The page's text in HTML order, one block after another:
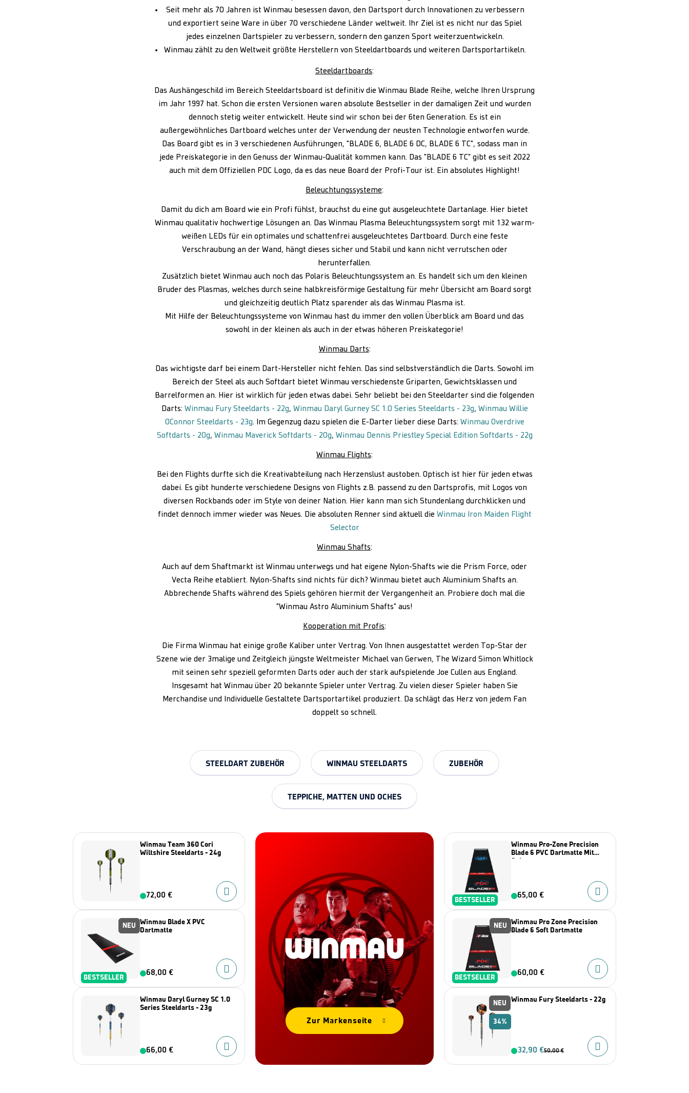
Seit mehr als 70 Jahren ist Winmau besessen davon, den Dartsport durch Innovationen zu verbessern
und exportiert seine Ware in über 70 verschiedene Länder weltweit. Ihr Ziel ist es nicht nur das Spiel
jedes einzelnen Dartspieler zu verbessern, sondern den ganzen Sport weiterzuentwickeln.
Winmau zählt zu den Weltweit größte Herstellern von Steeldartboards und weiteren Dartsportartikeln.
Steeldartboards:
Das Aushängeschild im Bereich Steeldartsboard ist definitiv die Winmau Blade Reihe, welche Ihren Ursprung
im Jahr 1997 hat. Schon die ersten Versionen waren absolute Bestseller in der damaligen Zeit und wurden
dennoch stetig weiter entwickelt. Heute sind wir schon bei der 6ten Generation. Es ist ein
außergewöhnliches Dartboard welches unter der Verwendung der neusten Technologie entworfen wurde.
Das Board gibt es in 3 verschiedenen Ausführungen, "BLADE 6, BLADE 6 DC, BLADE 6 TC", sodass man in
jede Preiskategorie in den Genuss der Winmau-Qualität kommen kann. Das "BLADE 6 TC" gibt es seit 2022
auch mit dem Offiziellen PDC Logo, da es das neue Board der Profi-Tour ist. Ein absolutes Highlight!
Beleuchtungssysteme:
Damit du dich am Board wie ein Profi fühlst, brauchst du eine gut ausgeleuchtete Dartanlage. Hier bietet
Winmau qualitativ hochwertige Lösungen an. Das Winmau Plasma Beleuchtungssystem sorgt mit 132 warm-
weißen LEDs für ein optimales und schattenfrei ausgeleuchtetes Dartboard. Durch eine feste
Verschraubung an der Wand, hängt dieses sicher und Stabil und kann nicht verrutschen oder
herunterfallen.
Zusätzlich bietet Winmau auch noch das Polaris Beleuchtungssystem an. Es handelt sich um den kleinen
Bruder des Plasmas, welches durch seine halbkreisförmige Gestaltung für mehr Übersicht am Board sorgt
und gleichzeitig deutlich Platz sparender als das Winmau Plasma ist.
Mit Hilfe der Beleuchtungssysteme von Winmau hast du immer den vollen Überblick am Board und das
sowohl in der kleinen als auch in der etwas höheren Preiskategorie!
Winmau Darts:
Das wichtigste darf bei einem Dart-Hersteller nicht fehlen. Das sind selbstverständlich die Darts. Sowohl im
Bereich der Steel als auch Softdart bietet Winmau verschiedenste Griparten, Gewichtsklassen und
Barrelformen an. Hier ist wirklich für jeden etwas dabei. Sehr beliebt bei den Steeldarter sind die folgenden
Darts: Winmau Fury Steeldarts - 22g, Winmau Daryl Gurney SC 1.0 Series Steeldarts - 23g, Winmau Willie
OConnor Steeldarts - 23g. Im Gegenzug dazu spielen die E-Darter lieber diese Darts: Winmau Overdrive
Softdarts - 20g, Winmau Maverick Softdarts - 20g, Winmau Dennis Priestley Special Edition Softdarts - 22g
Winmau Flights:
Bei den Flights durfte sich die Kreativabteilung nach Herzenslust austoben. Optisch ist hier für jeden etwas
dabei. Es gibt hunderte verschiedene Designs von Flights z.B. passend zu den Dartsprofis, mit Logos von
diversen Rockbands oder im Style von deiner Nation. Hier kann man sich Stundenlang durchklicken und
findet dennoch immer wieder was Neues. Die absoluten Renner sind aktuell die Winmau Iron Maiden Flight
Selector
Winmau Shafts:
Auch auf dem Shaftmarkt ist Winmau unterwegs und hat eigene Nylon-Shafts wie die Prism Force, oder
Vecta Reihe etabliert. Nylon-Shafts sind nichts für dich? Winmau bietet auch Aluminium Shafts an.
Abbrechende Shafts während des Spiels gehören hiermit der Vergangenheit an. Probiere doch mal die
"Winmau Astro Aluminium Shafts" aus!
Kooperation mit Profis:
Die Firma Winmau hat einige große Kaliber unter Vertrag. Von Ihnen ausgestattet werden Top-Star der
Szene wie der 3malige und Zeitgleich jüngste Weltmeister Michael van Gerwen, The Wizard Simon Whitlock
mit seinen sehr speziell geformten Darts oder auch der stark aufspielende Joe Cullen aus England.
Insgesamt hat Winmau über 20 bekannte Spieler unter Vertrag. Zu vielen dieser Spieler haben Sie
Merchandise und Individuelle Gestaltete Dartsportartikel produziert. Da schlägt das Herz von jedem Fan
doppelt so schnell.
STEELDART ZUBEHÖR WINMAU STEELDARTS ZUBEHÖR
TEPPICHE, MATTEN UND OCHES
Winmau Team 360 Cori
Wiltshire Steeldarts - 24g
72,00 €
NEU
BESTSELLER
Winmau Blade X PVC
Dartmatte
68,00 €
Winmau Daryl Gurney SC 1.0
Series Steeldarts - 23g
66,00 €
Zur Markenseite
BESTSELLER
Winmau Pro-Zone Precision
Blade 6 PVC Dartmatte Mit
Oche
65,00 €
NEU
BESTSELLER
Winmau Pro Zone Precision
Blade 6 Soft Dartmatte
60,00 €
NEU
34%
Winmau Fury Steeldarts - 22g
32,90 €50,00 €